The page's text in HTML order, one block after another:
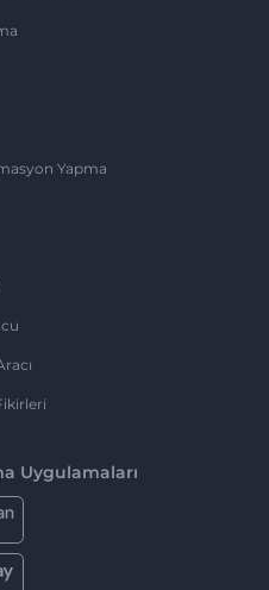
Yapma
Uygulamaları